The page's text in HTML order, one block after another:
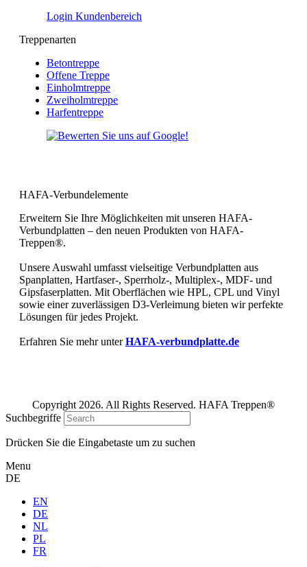
Login Kundenbereich
Treppenarten
Betontreppe
Offene Treppe
Einholmtreppe
Zweiholmtreppe
Harfentreppe
HAFA-Verbundelemente
Erweitern Sie Ihre Möglichkeiten mit unseren HAFA-
Verbundplatten – den neuen Produkten von HAFA-
Treppen®.
Unsere Auswahl umfasst vielseitige Verbundplatten aus
Spanplatten, Hartfaser-, Sperrholz-, Multiplex-, MDF- und
Gipsfaserplatten. Mit Oberflächen wie HPL, CPL und Vinyl
sowie einer zuverlässigen D3-Verleimung bieten wir perfekte
Lösungen für jedes Projekt.
Erfahren Sie mehr unterHAFA-verbundplatte.de
Copyright 2026. All Rights Reserved. HAFA Treppen®
Suchbegriffe
Drücken Sie die Eingabetaste um zu suchen
Menu
DE
EN
DE
NL
PL
FR